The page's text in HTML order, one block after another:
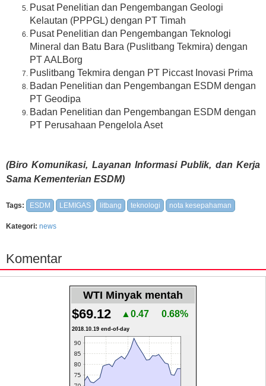
Pusat Penelitian dan Pengembangan Geologi
Kelautan (PPPGL) dengan PT Timah
Pusat Penelitian dan Pengembangan Teknologi
Mineral dan Batu Bara (Puslitbang Tekmira) dengan
PT AALBorg
Puslitbang Tekmira dengan PT Piccast Inovasi Prima
Badan Penelitian dan Pengembangan ESDM dengan
PT Geodipa
Badan Penelitian dan Pengembangan ESDM dengan
PT Perusahaan Pengelola Aset
(Biro Komunikasi, Layanan Informasi Publik, dan Kerja
Sama Kementerian ESDM)
Tags: ESDM LEMIGAS litbang teknologi nota kesepahaman
Kategori: news
Komentar
WTI Minyak mentah
$69.12 ▲0.47 0.68%
2018.10.19 end-of-day